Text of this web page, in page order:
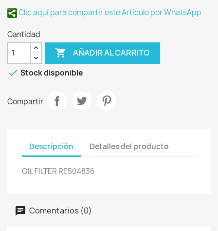
Clic aquí para compartir este Articulo por WhatsApp
Cantidad
 AÑADIR AL CARRITO
 Stock disponible
Compartir
Descripción Detalles del producto
OIL FILTER RE504836
Comentarios (0)